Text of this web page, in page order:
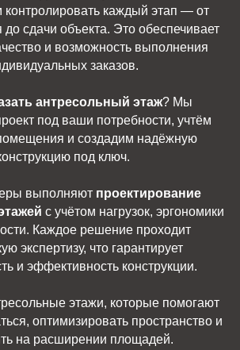
контролировать каждый этап — от
до сдачи объекта. Это обеспечивает
и возможность выполнения
заказов.
антресольный этаж? Мы
под ваши потребности, учтём
и создадим надёжную
под ключ.
выполняют проектирование
с учётом нагрузок, эргономики
Каждое решение проходит
экспертизу, что гарантирует
и эффективность конструкции.
этажи, которые помогают
оптимизировать пространство и
на расширении площадей.